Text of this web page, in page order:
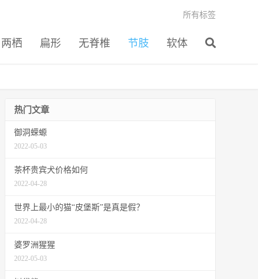
两栖 扁形 无脊椎 节肢 软体
所有标签
热门文章
御洞蝾螈
2022-05-03
茶杯贵宾犬价格如何
2022-04-28
世界上最小的猫“皮堡斯”是真是假？
2022-04-28
婆罗洲猩猩
2022-05-03